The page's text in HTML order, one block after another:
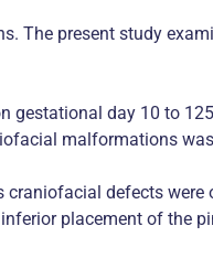
The present study
gestational day 10 to
malformations
defects
placement of the